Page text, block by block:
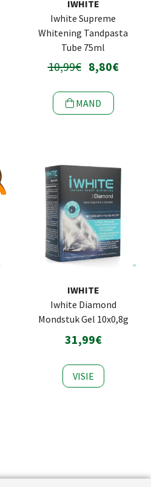
IWHITE
Iwhite Supreme
Whitening Tandpasta
Tube 75ml
10,99€ 8,80€
MAND
IWHITE
Iwhite Diamond
Mondstuk Gel 10x0,8g
31,99€
VISIE